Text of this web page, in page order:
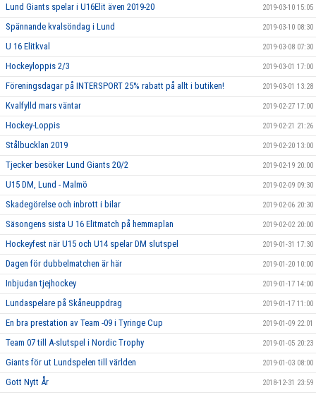
Lund Giants spelar i U16Elit även 2019-20 2019-03-10 15:05
Spännande kvalsöndag i Lund 2019-03-10 08:30
U 16 Elitkval 2019-03-08 07:30
Hockeyloppis 2/3 2019-03-01 17:00
Föreningsdagar på INTERSPORT 25% rabatt på allt i butiken! 2019-03-01 13:28
Kvalfylld mars väntar 2019-02-27 17:00
Hockey-Loppis 2019-02-21 21:26
Stålbucklan 2019 2019-02-20 13:00
Tjecker besöker Lund Giants 20/2 2019-02-19 20:00
U15 DM, Lund - Malmö 2019-02-09 09:30
Skadegörelse och inbrott i bilar 2019-02-06 20:30
Säsongens sista U 16 Elitmatch på hemmaplan 2019-02-02 20:00
Hockeyfest när U15 och U14 spelar DM slutspel 2019-01-31 17:30
Dagen för dubbelmatchen är här 2019-01-20 10:00
Inbjudan tjejhockey 2019-01-17 14:00
Lundaspelare på Skåneuppdrag 2019-01-17 11:00
En bra prestation av Team -09 i Tyringe Cup 2019-01-09 22:01
Team 07 till A-slutspel i Nordic Trophy 2019-01-05 20:23
Giants för ut Lundspelen till världen 2019-01-03 08:00
Gott Nytt År 2018-12-31 23:59